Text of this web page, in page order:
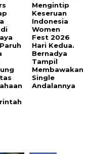
Mengintip
Keseruan
Indonesia
Women
Fest 2026
Hari Kedua.
Bernadya
Tampil
Membawakan
Single
Andalannya